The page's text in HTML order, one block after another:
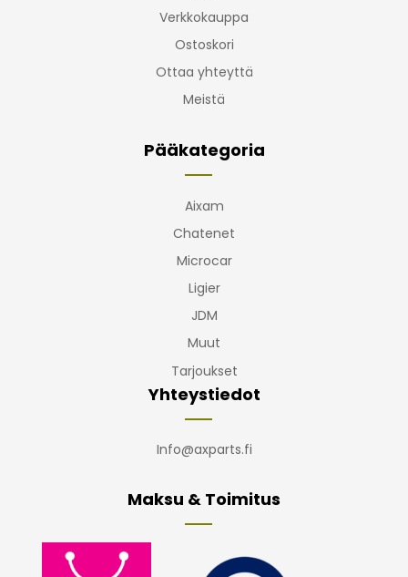
Verkkokauppa
Ostoskori
Ottaa yhteyttä
Meistä
Pääkategoria
Aixam
Chatenet
Microcar
Ligier
JDM
Muut
Tarjoukset
Yhteystiedot
Info@axparts.fi
Maksu & Toimitus